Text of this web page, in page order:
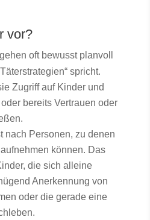
vor?
oft bewusst planvoll
spricht.
Zugriff auf Kinder und
bereits Vertrauen oder
nach Personen, zu denen
können. Das
die sich alleine
Anerkennung von
oder die gerade eine